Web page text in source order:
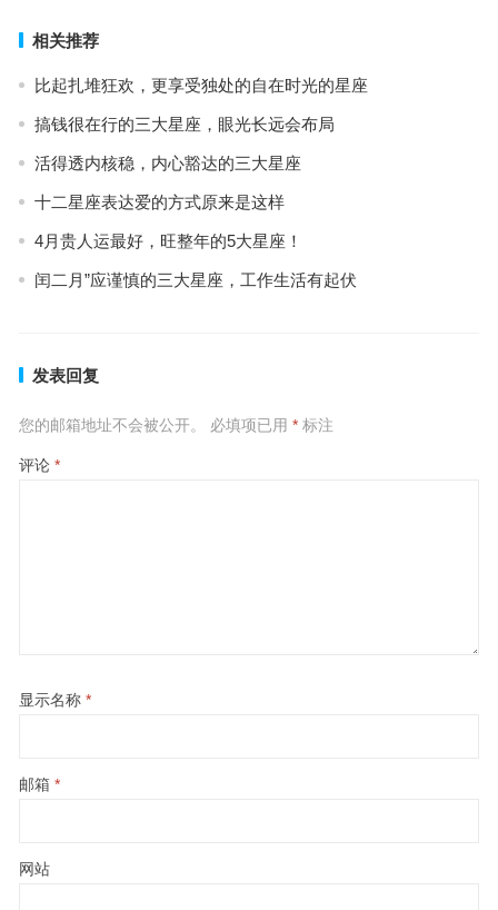
相关推荐
比起扎堆狂欢，更享受独处的自在时光的星座
搞钱很在行的三大星座，眼光长远会布局
活得透内核稳，内心豁达的三大星座
十二星座表达爱的方式原来是这样
4月贵人运最好，旺整年的5大星座！
闰二月”应谨慎的三大星座，工作生活有起伏
发表回复
您的邮箱地址不会被公开。 必填项已用 *标注
评论 *
显示名称 *
邮箱 *
网站